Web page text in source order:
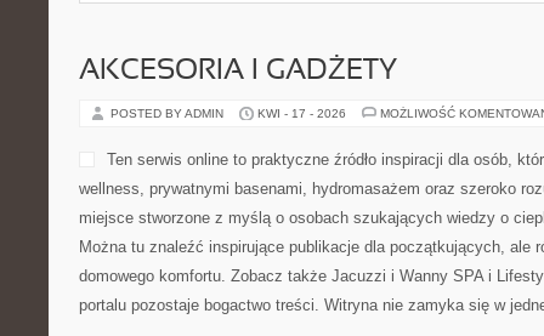
AKCESORIA I GADŻETY
POSTED BY ADMIN KWI - 17 - 2026 MOŻLIWOŚĆ
Ten serwis online to praktyczne źródło inspiracji dla osób,
wellness, prywatnymi basenami, hydromasażem oraz szeroko
miejsce stworzone z myślą o osobach szukających wiedzy o
Można tu znaleźć inspirujące publikacje dla początkujących, ale
domowego komfortu. Zobacz także Jacuzzi i Wanny SPA i
portalu pozostaje bogactwo treści. Witryna nie zamyka się w